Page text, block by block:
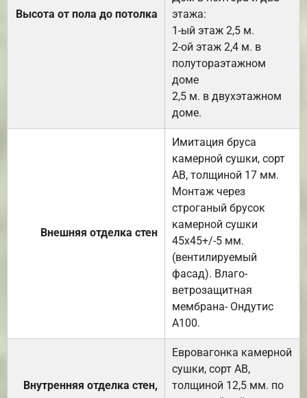
Высота от пола до потолка
этажа:
1-ый этаж 2,5 м.
2-ой этаж 2,4 м. в
полутораэтажном
доме
2,5 м. в двухэтажном
доме.
Внешняя отделка стен
Имитация бруса
камерной сушки, сорт
АВ, толщиной 17 мм.
Монтаж через
строганый брусок
камерной сушки
45х45+/-5 мм.
(вентилируемый
фасад). Влаго-
ветрозащитная
мембрана- Ондутис
А100.
Внутренняя отделка стен,
Евровагонка камерной
сушки, сорт АВ,
толщиной 12,5 мм. по